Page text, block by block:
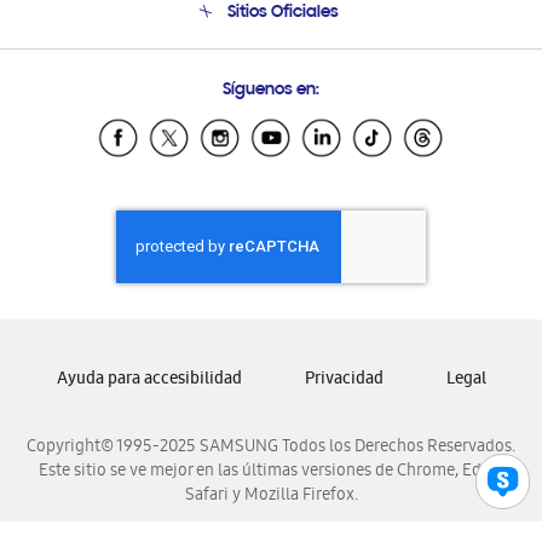
Soporte vía eMail
Sitios Oficiales
Samsung Ecuador
Samsung El Salvador
Samsung Honduras
Samsung Nicaragua
Samsung Panamá
Samsung Venezuela
Síguenos en:
Copyright© 1995-2025 SAMSUNG Todos los Derechos Reservados.
Este sitio se ve mejor en las últimas versiones de Chrome, Edge,
Safari y Mozilla Firefox.
Ayuda para accesibilidad Privacidad Legal